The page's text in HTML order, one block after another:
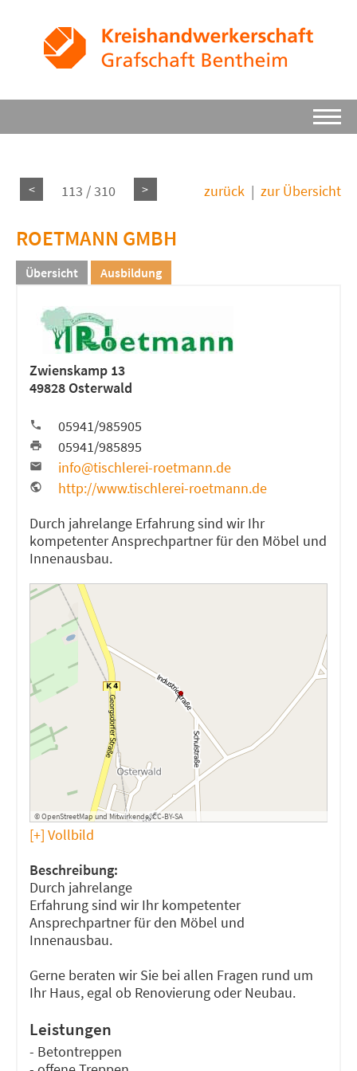
< 113 / 310 > zurück | zur Übersicht
ROETMANN GMBH
Übersicht Ausbildung
Zwienskamp 13
49828 Osterwald
05941/985905
05941/985895
info@tischlerei-roetmann.de
http://www.tischlerei-roetmann.de
Durch jahrelange Erfahrung sind wir Ihr
kompetenter Ansprechpartner für den Möbel und
Innenausbau.
©OpenStreetMap undMitwirkende,CC-BY-SA
[+] Vollbild
Beschreibung:
Durch jahrelange
Erfahrung sind wir Ihr kompetenter
Ansprechpartner für den Möbel und
Innenausbau.
Gerne beraten wir Sie bei allen Fragen rund um
Ihr Haus, egal ob Renovierung oder Neubau.
Leistungen
- Betontreppen